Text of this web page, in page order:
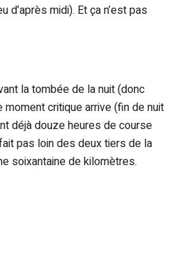
d’après midi). Et ça n’est pas
la tombée de la nuit (donc
critique arrive (fin de nuit
déjà douze heures de course
pas loin des deux tiers de la
soixantaine de kilomètres.